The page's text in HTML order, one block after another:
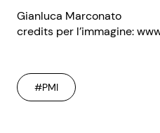
Gianluca Marconato
credits per l’immagine:
#PMI